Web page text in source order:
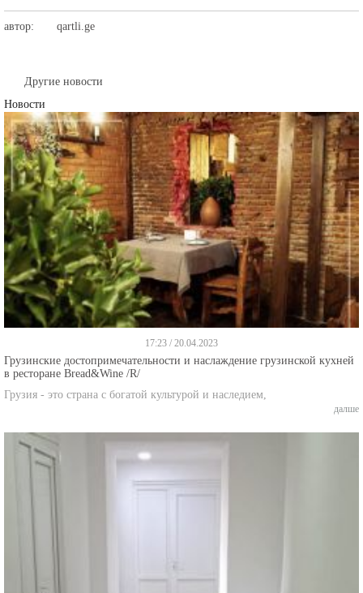
автор: qartli.ge
Другие новости
Новости
17:23 / 20.04.2023
Грузинские достопримечательности и наслаждение грузинской кухней
в ресторане Bread&Wine /R/
Грузия - это страна с богатой культурой и наследием,
далше